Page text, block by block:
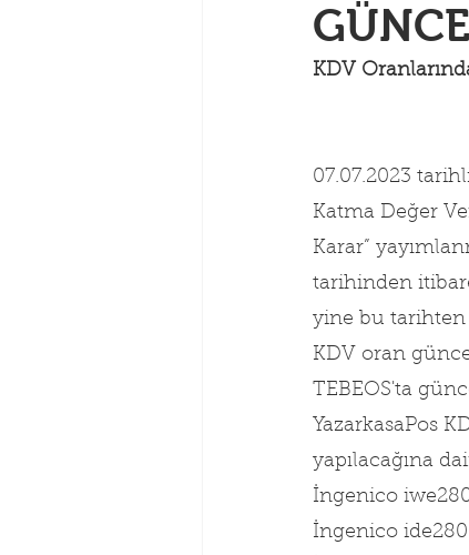
KDV
07.07.2023
Katma Değer
Karar”
tarihinden
yine bu tarihten
KDV oran
TEBEOS'ta
YazarkasaPos
yapılacağına
İngenico
İngenico